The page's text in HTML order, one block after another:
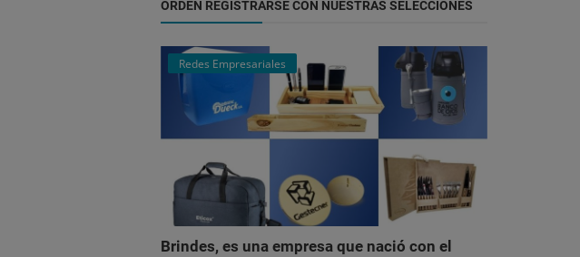
ORDEN REGISTRARSE CON NUESTRAS SELECCIONES
Redes Empresariales
Brindes, es una empresa que nació con el